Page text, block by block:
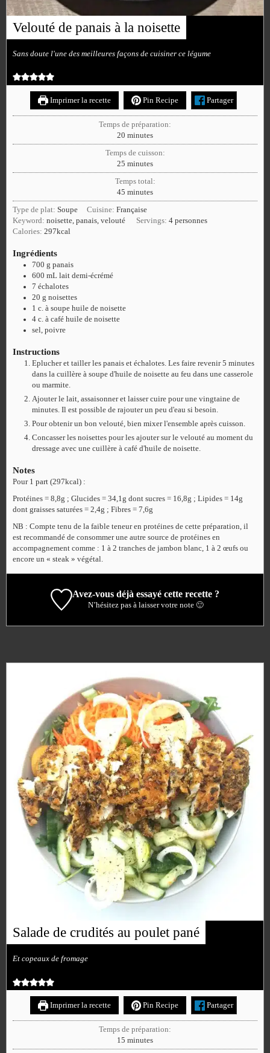
Velouté de panais à la noisette
Sans doute l'une des meilleures façons de cuisiner ce légume
Imprimer la recette Pin Recipe Partager
Temps de préparation:
20 minutes
Temps de cuisson:
25 minutes
Temps total:
45 minutes
Type de plat: Soupe Cuisine:Française
Keyword: noisette, panais, velouté Servings:4 personnes
Calories: 297kcal
Ingrédients
700 g panais
600 mL lait demi-écrémé
7 échalotes
20 g noisettes
1 c. à soupe huile de noisette
4 c. à café huile de noisette
sel, poivre
Instructions
Eplucher et tailler les panais et échalotes. Les faire revenir 5 minutes
dans la cuillère à soupe d'huile de noisette au feu dans une casserole
ou marmite.
Ajouter le lait, assaisonner et laisser cuire pour une vingtaine de
minutes. Il est possible de rajouter un peu d'eau si besoin.
Pour obtenir un bon velouté, bien mixer l'ensemble après cuisson.
Concasser les noisettes pour les ajouter sur le velouté au moment du
dressage avec une cuillère à café d'huile de noisette.
Notes
Pour 1 part (297kcal) :
Protéines = 8,8g ; Glucides = 34,1g dont sucres = 16,8g ; Lipides = 14g
dont graisses saturées = 2,4g ; Fibres = 7,6g
NB : Compte tenu de la faible teneur en protéines de cette préparation, il
est recommandé de consommer une autre source de protéines en
accompagnement comme : 1 à 2 tranches de jambon blanc, 1 à 2 œufs ou
encore un « steak » végétal.
Avez-vous déjà essayé cette recette ?
N’hésitez pas à laisser votre note 🙂
Salade de crudités au poulet pané
Et copeaux de fromage
Imprimer la recette Pin Recipe Partager
Temps de préparation:
15 minutes